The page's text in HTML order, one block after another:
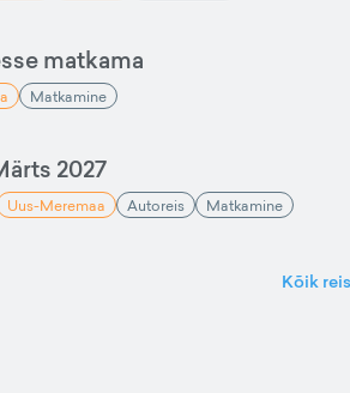
matkama
Matkamine
2027
Uus-Meremaa Autoreis Matkamine
Kõik